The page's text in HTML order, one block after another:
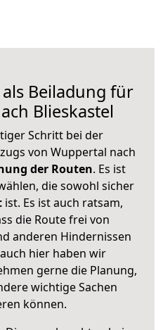
Beiladung für
Blieskastel
Schritt bei der
von Wuppertal nach
der Routen. Es ist
die sowohl sicher
ist. Es ist auch ratsam,
die Route frei von
anderen Hindernissen
hier haben wir
gerne die Planung,
wichtige Sachen
können.